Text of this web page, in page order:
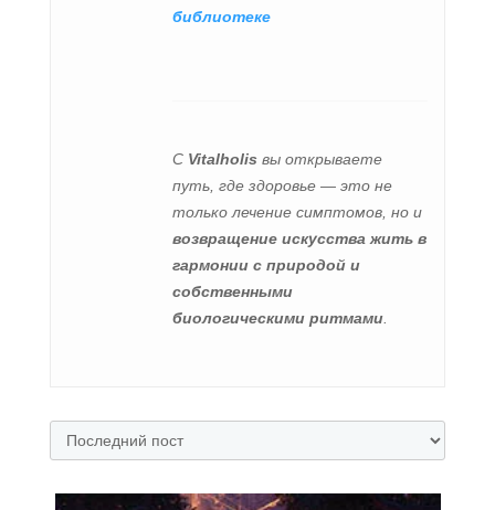
библиотеке
С Vitalholis вы открываете
путь, где здоровье — это не
только лечение симптомов, но и
возвращение искусства жить в
гармонии с природой и
собственными
биологическими ритмами